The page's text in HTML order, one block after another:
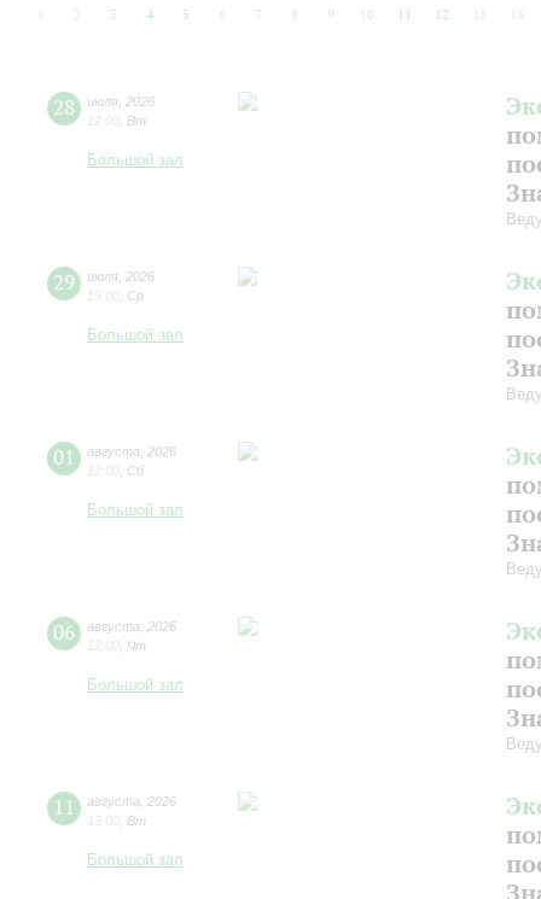
2 3 4 5 6 7 8 9 10 11 12 13 14
28 июля 2026
12:00 Вт
Большой зал
29 июля 2026
15:00 Ср
Большой зал
01 августа
2026
12:00 Сб
Большой зал
06 августа
2026
12:00 Чт
Большой зал
11 августа
2026
13:00 Вт
Большой зал